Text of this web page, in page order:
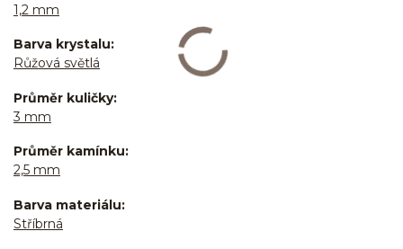
1,2 mm
Barva krystalu
Růžová světlá
Průměr kuličky
3 mm
Průměr kamínku
2,5 mm
Barva materiálu
Stříbrná